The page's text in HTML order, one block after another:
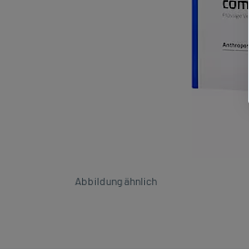
Abbildung ähnlich